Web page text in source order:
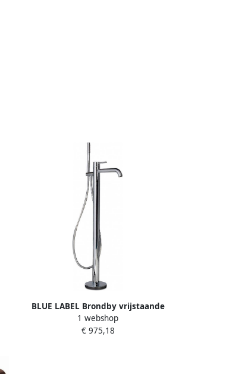
BLUE LABEL Brondby vrijstaande
badmengkraan chroom FK-0500-CP
1 webshop
€ 975,18